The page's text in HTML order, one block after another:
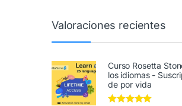
Valoraciones recientes
Curso Rosetta
los idiomas -
de por vida